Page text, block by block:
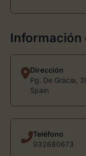
Información
Dirección
Pg. De Gràcia,
Spain
Teléfono
932680673